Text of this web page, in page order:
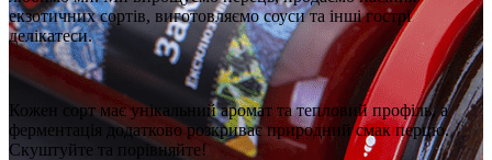
екзотичних сортів, виготовляємо соуси та інші гострі
делікатеси.
Кожен сорт має унікальний аромат та тепловий профіль, а
ферментація додатково розкриває природний смак перцю.
Скуштуйте та порівняйте!